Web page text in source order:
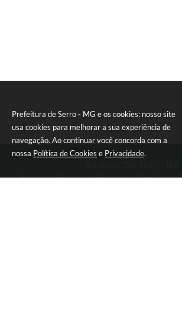
Prefeitura de Serro - MG e os cookies: nosso site
usa cookies para melhorar a sua experiência de
navegação. Ao continuar você concorda com a
nossa Política de Cookies e Privacidade.
Endereço: Praça João Pinheiro, 154 - Centro